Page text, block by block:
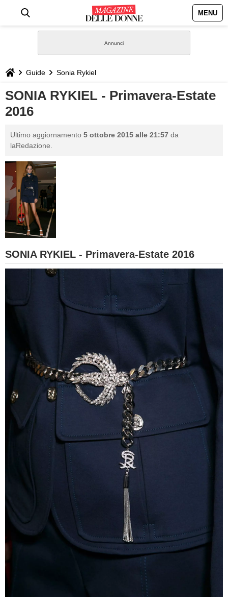
MENU
STILE
BIOGRAFIE
DEFINIZIONI
GASTRONOMIA
CAPELLI
SESSO
Guide Sonia Rykiel
SONIA RYKIEL - Primavera-Estate
2016
Ultimo aggiornamento 5 ottobre 2015 alle 21:57 da
laRedazione.
SONIA RYKIEL - Primavera-Estate 2016